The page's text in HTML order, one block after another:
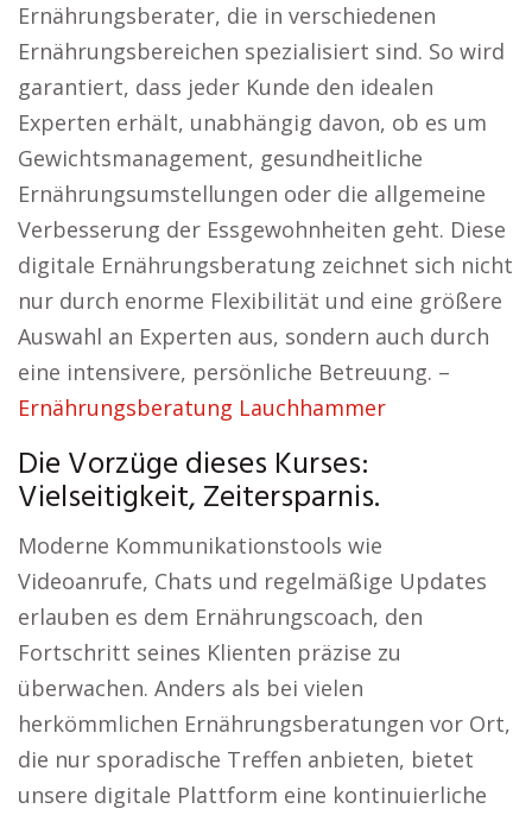
Ernährungsberater, die in verschiedenen
Ernährungsbereichen spezialisiert sind. So wird
garantiert, dass jeder Kunde den idealen
Experten erhält, unabhängig davon, ob es um
Gewichtsmanagement, gesundheitliche
Ernährungsumstellungen oder die allgemeine
Verbesserung der Essgewohnheiten geht. Diese
digitale Ernährungsberatung zeichnet sich nicht
nur durch enorme Flexibilität und eine größere
Auswahl an Experten aus, sondern auch durch
eine intensivere, persönliche Betreuung. –
Ernährungsberatung Lauchhammer
Die Vorzüge dieses Kurses:
Vielseitigkeit, Zeitersparnis.
Moderne Kommunikationstools wie
Videoanrufe, Chats und regelmäßige Updates
erlauben es dem Ernährungscoach, den
Fortschritt seines Klienten präzise zu
überwachen. Anders als bei vielen
herkömmlichen Ernährungsberatungen vor Ort,
die nur sporadische Treffen anbieten, bietet
unsere digitale Plattform eine kontinuierliche